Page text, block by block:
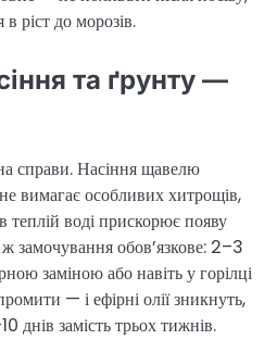
ріст до морозів.
та ґрунту —
справи. Насіння щавелю
вимагає особливих хитрощів,
теплій воді прискорює появу
замочування обов’язкове: 2–3
заміною або навіть у горілці
— і ефірні олії зникнуть,
днів замість трьох тижнів.